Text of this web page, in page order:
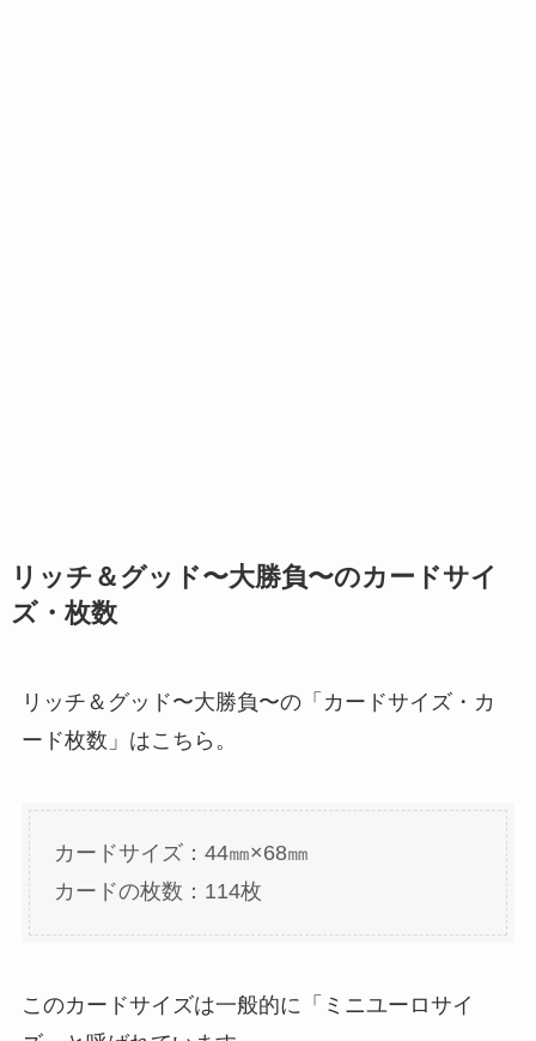
リッチ＆グッド〜大勝負〜のカードサイ
ズ・枚数
リッチ＆グッド〜大勝負〜の「カードサイズ・カ
ード枚数」はこちら。
カードサイズ：44㎜×68㎜
カードの枚数：114枚
このカードサイズは一般的に「ミニユーロサイ